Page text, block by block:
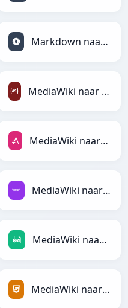
Markdown naar JSON
MediaWiki naar ActionScript
MediaWiki naar AsciiDoc
MediaWiki naar Avro
MediaWiki naar CSV
MediaWiki naar HTML